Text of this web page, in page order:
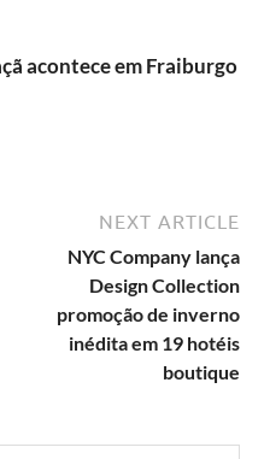
acontece em Fraiburgo
NEXT ARTICLE
NYC Company lança
Design Collection
promoção de inverno
inédita em 19 hotéis
boutique